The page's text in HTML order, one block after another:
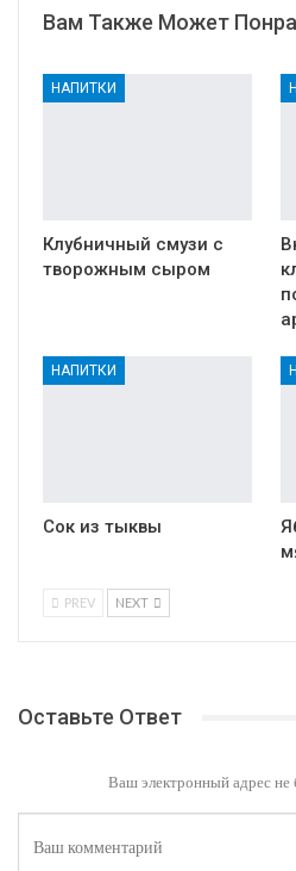
Вам Также Может
НАПИТКИ
Клубничный смузи с
творожным сыром
НАПИТКИ
Сок из тыквы
PREV NEXT
Оставьте Ответ
Ваш электронный адрес не